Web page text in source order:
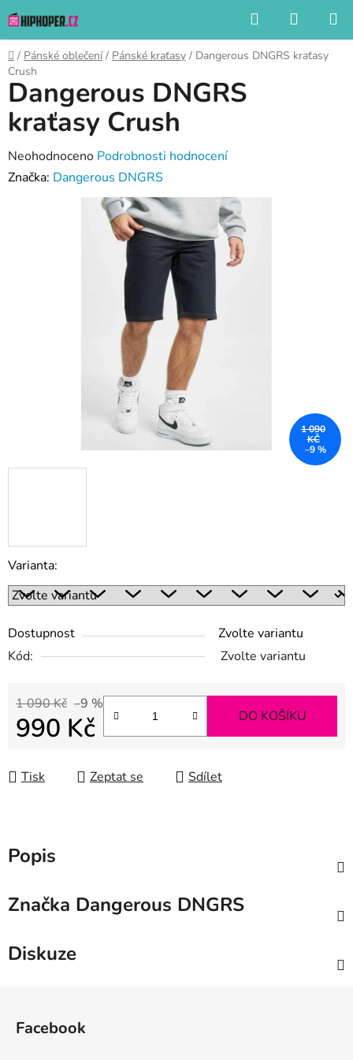
na
obsah
Hledat
KOŠÍK
Domů
/ Pánské oblečení / Pánské kraťasy / Dangerous DNGRS kraťasy
Crush
Varianta:
Dostupnost
Zvolte variantu
Kód:
Zvolte variantu
1 090 Kč –9 %
990 Kč DO KOŠÍKU
Tisk Zeptat se Sdílet
Dangerous DNGRS
kraťasy Crush
Průměrné
hodnocení
Neohodnoceno Podrobnosti hodnocení
Značka: Dangerous DNGRS
1 090
KČ
–9 %
Popis
Značka Dangerous DNGRS
Diskuze
Facebook